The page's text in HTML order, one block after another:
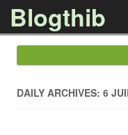
Blogthib
DAILY ARCHIVES: 6